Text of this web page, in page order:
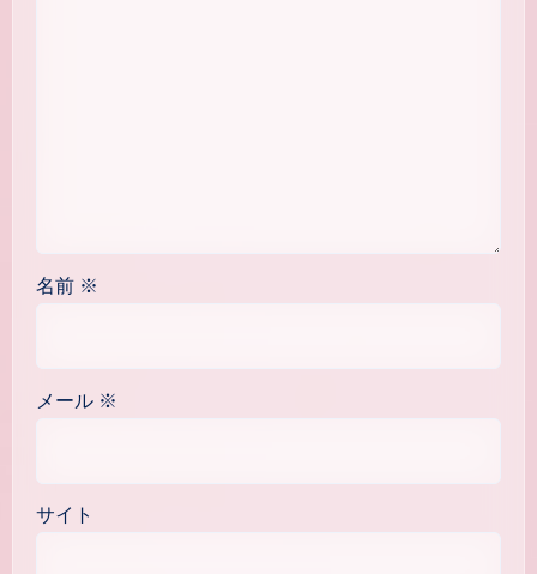
名前 ※
メール ※
サイト